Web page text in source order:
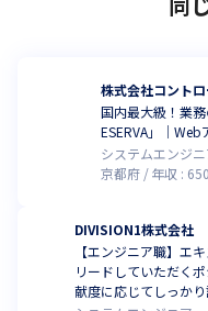
株式会社コント
国内最大級！業
ESERVA」｜
システムエンジニ
京都府
年収 : 650
DIVISION1株式会社
【エンジニア職】エ
リードしていただく
献度に応じてしっか